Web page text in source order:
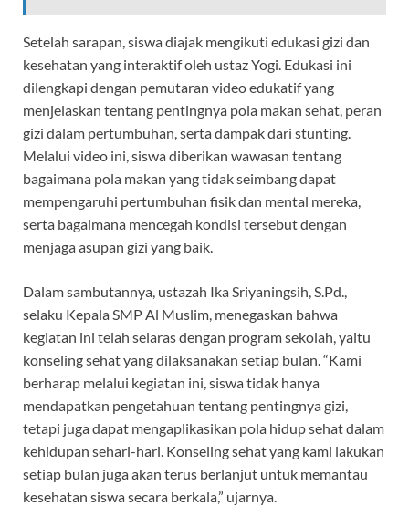
Setelah sarapan, siswa diajak mengikuti edukasi gizi dan
kesehatan yang interaktif oleh ustaz Yogi. Edukasi ini
dilengkapi dengan pemutaran video edukatif yang
menjelaskan tentang pentingnya pola makan sehat, peran
gizi dalam pertumbuhan, serta dampak dari stunting.
Melalui video ini, siswa diberikan wawasan tentang
bagaimana pola makan yang tidak seimbang dapat
mempengaruhi pertumbuhan fisik dan mental mereka,
serta bagaimana mencegah kondisi tersebut dengan
menjaga asupan gizi yang baik.
Dalam sambutannya, ustazah Ika Sriyaningsih, S.Pd.,
selaku Kepala SMP Al Muslim, menegaskan bahwa
kegiatan ini telah selaras dengan program sekolah, yaitu
konseling sehat yang dilaksanakan setiap bulan. “Kami
berharap melalui kegiatan ini, siswa tidak hanya
mendapatkan pengetahuan tentang pentingnya gizi,
tetapi juga dapat mengaplikasikan pola hidup sehat dalam
kehidupan sehari-hari. Konseling sehat yang kami lakukan
setiap bulan juga akan terus berlanjut untuk memantau
kesehatan siswa secara berkala,” ujarnya.